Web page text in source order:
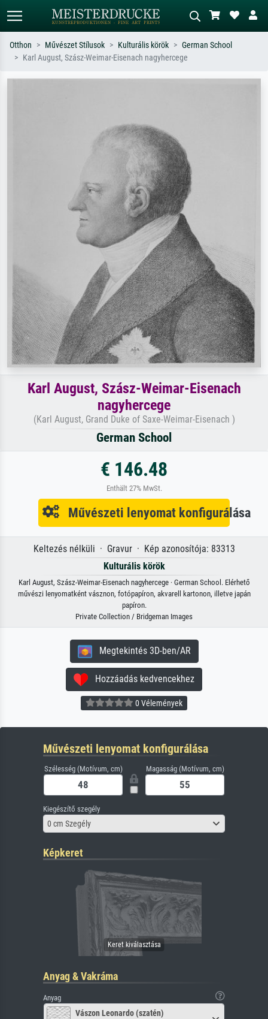
Otthon Művészet Stílusok Kulturális körök
German School
Karl August, Szász-Weimar-Eisenach nagyhercege
Karl August, Szász-Weimar-Eisenach
nagyhercege
(Karl August, Grand Duke of Saxe-Weimar-Eisenach )
German School
€ 146.48
Enthält 27% MwSt.
Művészeti lenyomat konfigurálása
Keltezés nélküli · Gravur · Kép azonosítója: 83313
Kulturális körök
Karl August, Szász-Weimar-Eisenach nagyhercege · German School. Elérhető
művészi lenyomatként vásznon, fotópapíron, akvarell kartonon, illetve japán
papíron.
Private Collection / Bridgeman Images
Megtekintés 3D-ben/AR
Hozzáadás kedvencekhez
0 Vélemények
Művészeti lenyomat konfigurálása
Szélesség (Motívum, cm) Magasság (Motívum, cm)
Kiegészítő szegély
0 cm Szegély
Képkeret
Anyag & Vakráma
Anyag
Vászon Leonardo (szatén)